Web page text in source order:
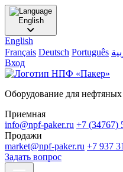
English
English
Français Deutsch Português
Вход
Оборудование для
Приемная
info@npf-paker.ru +7 (34767)
Продажи
market@npf-paker.ru +7 937
Задать вопрос